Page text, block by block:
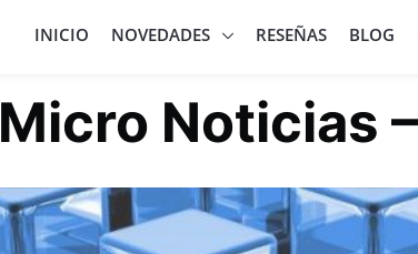
INICIO NOVEDADES RESEÑAS BLOG
Micro Noticias